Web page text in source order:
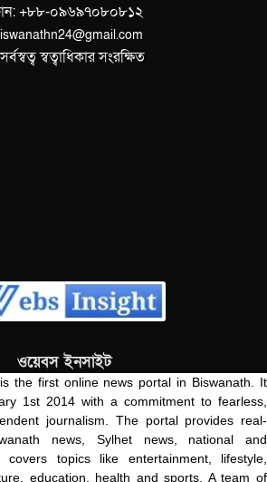
+৮৮-০৯৬৯৭০৮০৮১২
স্বত্বাধিকার সংরক্ষিত
ওয়েবস ইনসাইট
the first online news portal in Biswanath. It
1st 2014 with a commitment to fearless,
journalism. The portal provides real-
news, Sylhet news, national and
covers topics like entertainment, lifestyle,
education, health and sports. A team of